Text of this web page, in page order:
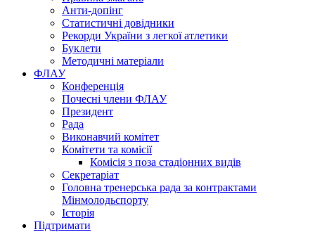
Анти-допінг
Статистичні довідники
Рекорди України з легкої атлетики
Буклети
Методичні матеріали
ФЛАУ
Конференція
Почесні члени ФЛАУ
Президент
Рада
Виконавчий комітет
Комітети та комісії
Комісія з поза стадіонних видів
Секретаріат
Головна тренерська рада за контрактами
Мінмолодьспорту
Історія
Підтримати